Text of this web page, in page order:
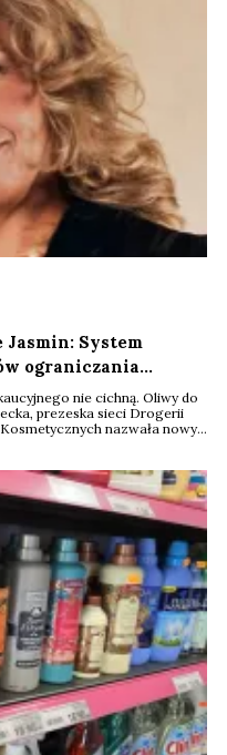
System
ograniczania
go
nie cichną. Oliwy do
prezeska sieci Drogerii
nazwała nowy
będzie to konieczne
...